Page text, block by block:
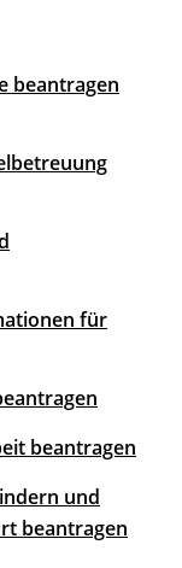
beantragen
für
beantragen
und
beantragen